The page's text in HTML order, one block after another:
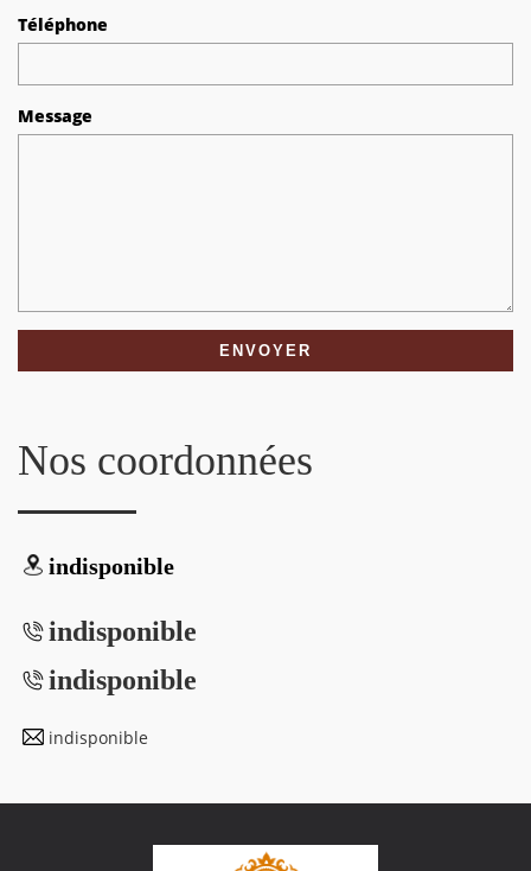
Téléphone
Message
Nos coordonnées
indisponible
indisponible
indisponible
indisponible